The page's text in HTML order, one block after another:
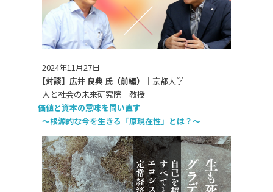
2024年11月27日
【対談】広井 良典 氏（前編）｜ 京都大学
人と社会の未来研究院 教授
価値と資本の意味を問い直す
～根源的な今を生きる「原現在性」とは？～